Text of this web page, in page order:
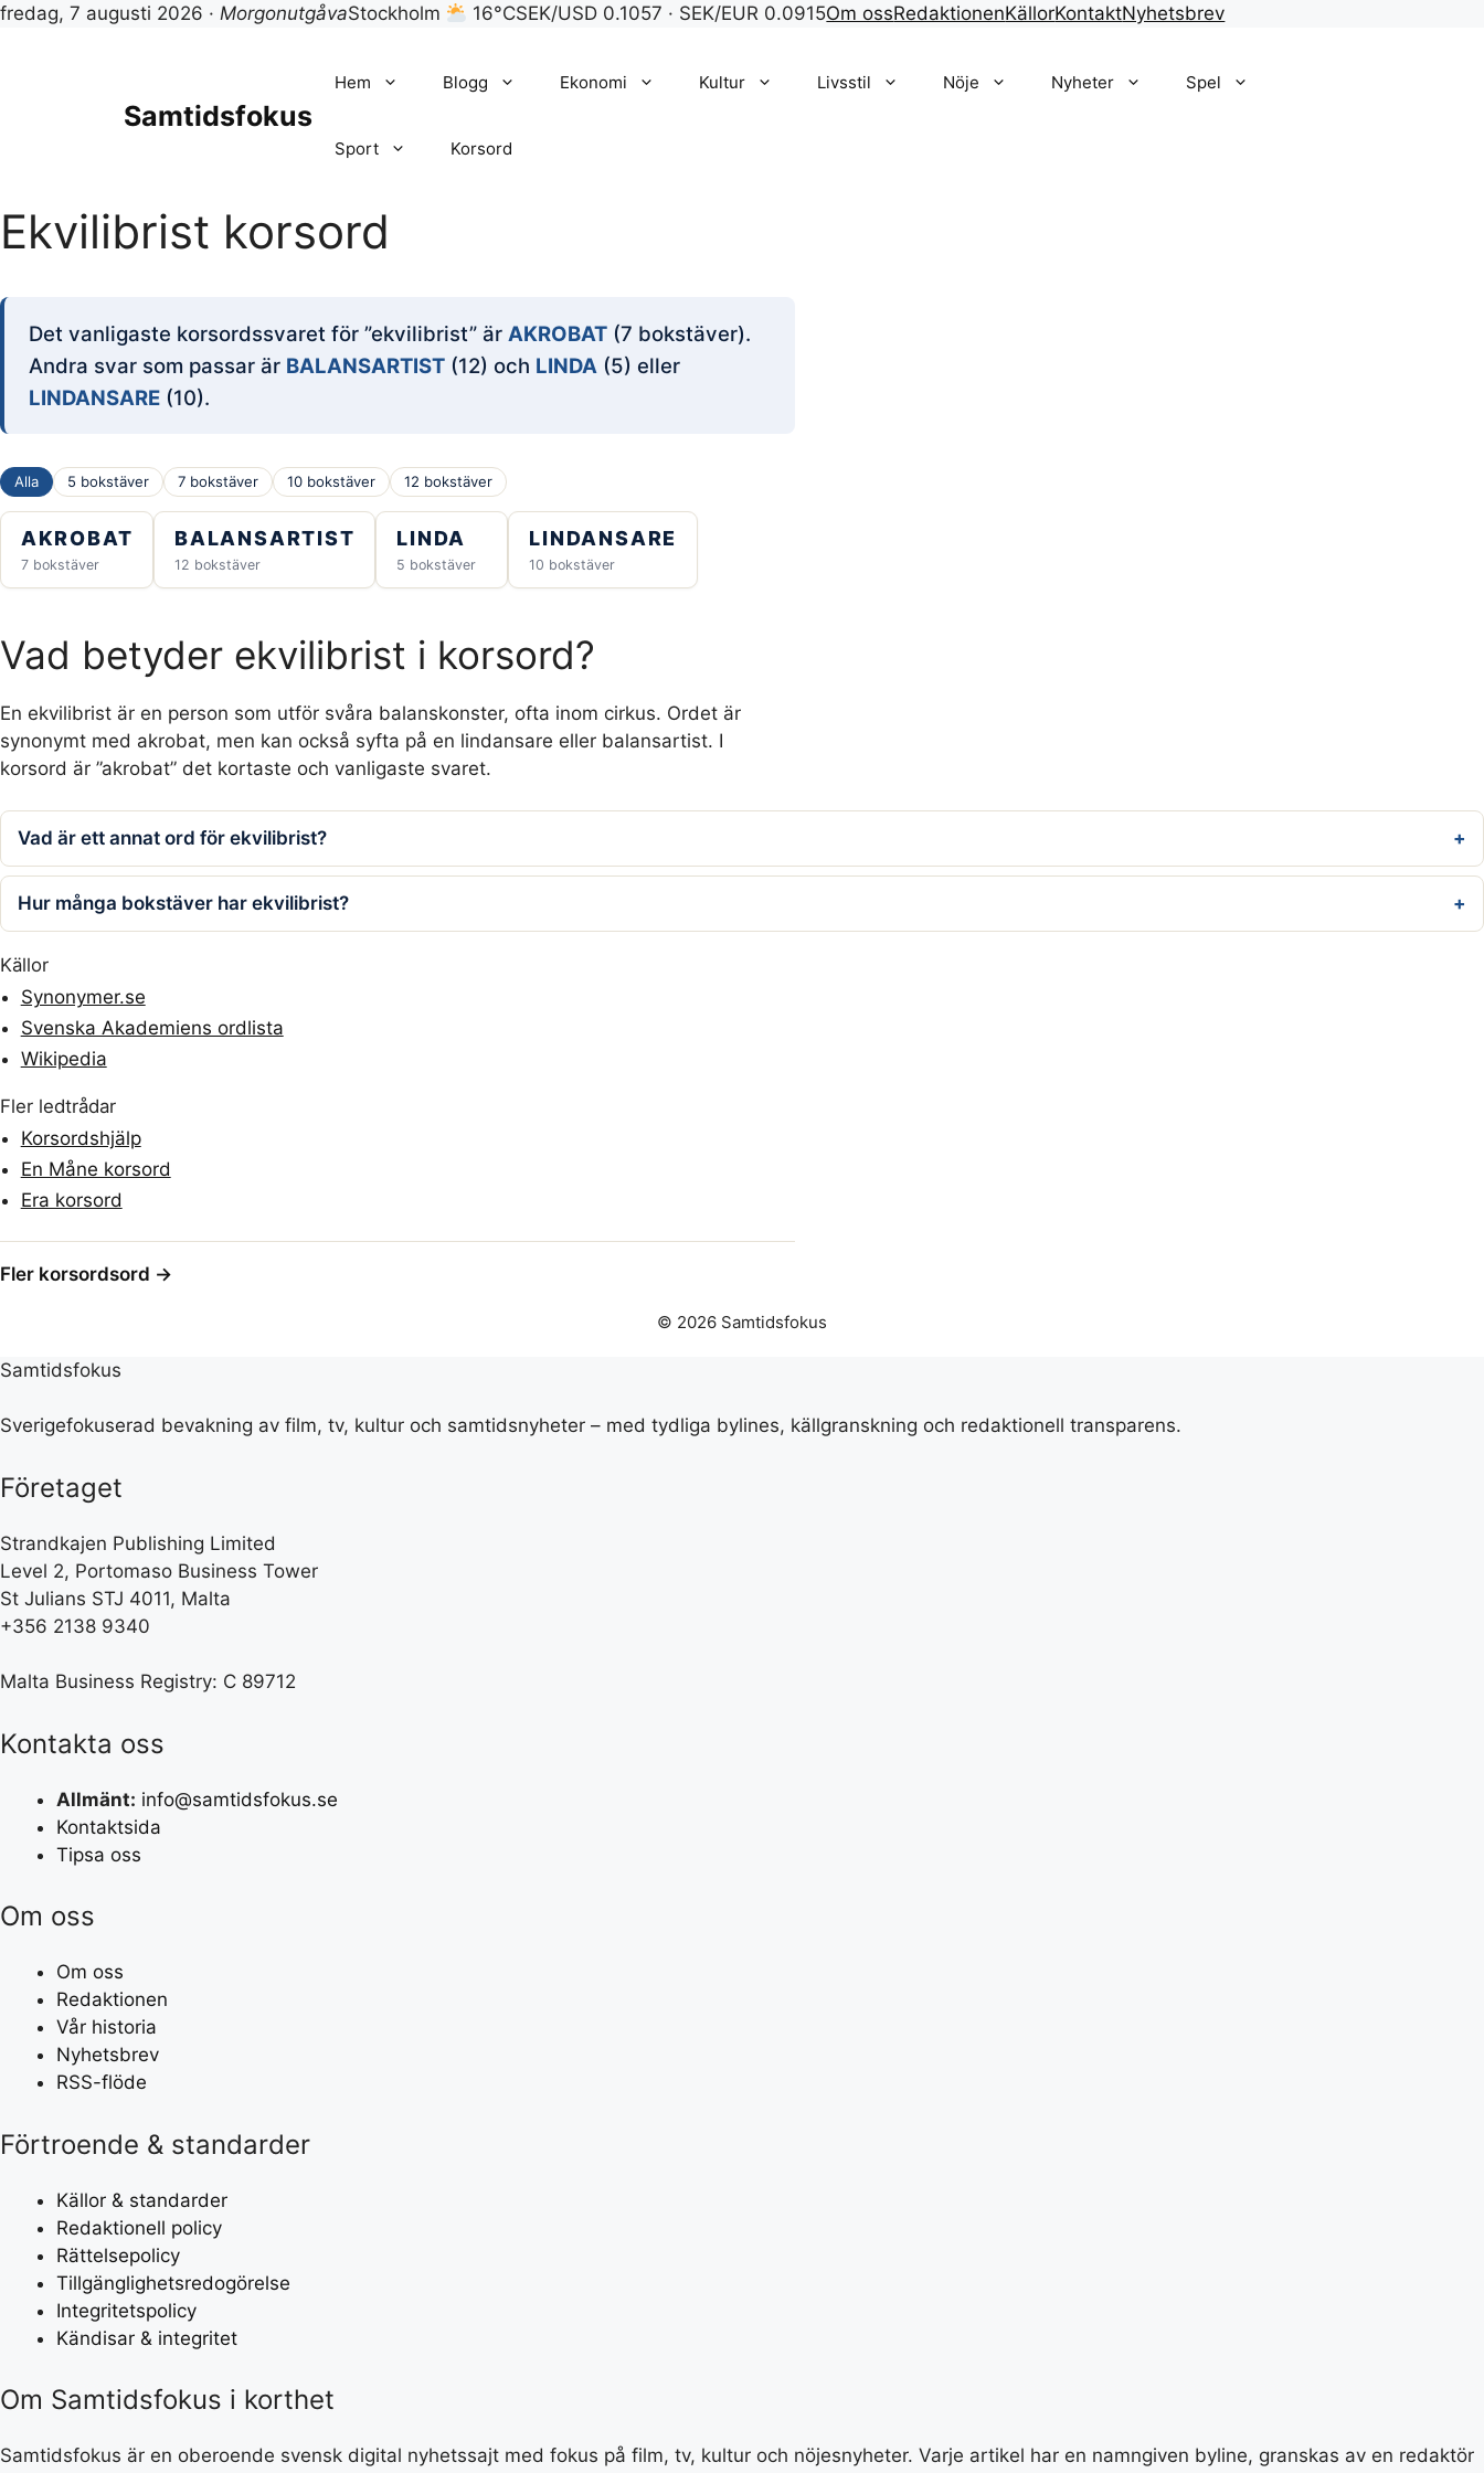
fredag, 7 augusti 2026 · MorgonutgåvaStockholm 16°CSEK/USD 0.1057 · SEK/EUR 0.0915Om ossRedaktionenKällorKontaktNyhetsbrev
Samtidsfokus
Hem Blogg Ekonomi Kultur Livsstil Nöje Nyheter Spel
Sport Korsord
Ekvilibrist korsord
Det vanligaste korsordssvaret för ”ekvilibrist” är AKROBAT (7 bokstäver).
Andra svar som passar är BALANSARTIST (12) och LINDA (5) eller
LINDANSARE (10).
Alla 5 bokstäver 7 bokstäver 10 bokstäver 12 bokstäver
AKROBAT
7 bokstäver
BALANSARTIST
12 bokstäver
LINDA
5 bokstäver
LINDANSARE
10 bokstäver
Vad betyder ekvilibrist i korsord?
En ekvilibrist är en person som utför svåra balanskonster, ofta inom cirkus. Ordet är
synonymt med akrobat, men kan också syfta på en lindansare eller balansartist. I
korsord är ”akrobat” det kortaste och vanligaste svaret.
Vad är ett annat ord för ekvilibrist?
Hur många bokstäver har ekvilibrist?
Källor
Synonymer.se
Svenska Akademiens ordlista
Wikipedia
Fler ledtrådar
Korsordshjälp
En Måne korsord
Era korsord
Fler korsordsord →
© 2026 Samtidsfokus
Samtidsfokus
Sverigefokuserad bevakning av film, tv, kultur och samtidsnyheter – med tydliga bylines, källgranskning och redaktionell transparens.
Företaget
Strandkajen Publishing Limited
Level 2, Portomaso Business Tower
St Julians STJ 4011, Malta
+356 2138 9340
Malta Business Registry: C 89712
Kontakta oss
Allmänt: info@samtidsfokus.se
Kontaktsida
Tipsa oss
Om oss
Om oss
Redaktionen
Vår historia
Nyhetsbrev
RSS-flöde
Förtroende & standarder
Källor & standarder
Redaktionell policy
Rättelsepolicy
Tillgänglighetsredogörelse
Integritetspolicy
Kändisar & integritet
Om Samtidsfokus i korthet
Samtidsfokus är en oberoende svensk digital nyhetssajt med fokus på film, tv, kultur och nöjesnyheter. Varje artikel har en namngiven byline, granskas av en redaktör